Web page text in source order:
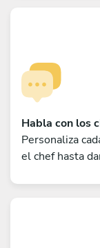
Habla con los
Personaliza
el chef hasta